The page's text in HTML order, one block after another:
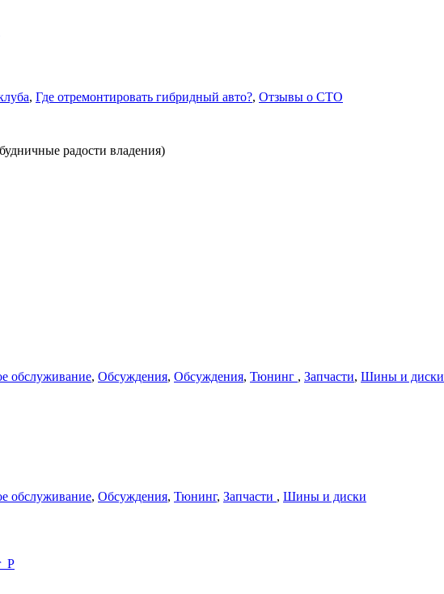
, Где отремонтировать гибридный авто?, Отзывы о СТО
радости владения)
обслуживание, Обсуждения, Обсуждения, Тюнинг , Запчасти, Шины и диски
обслуживание, Обсуждения, Тюнинг, Запчасти , Шины и диски